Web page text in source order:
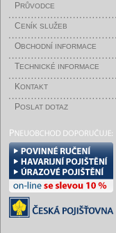
PRŮVODCE
CENÍK SLUŽEB
OBCHODNÍ INFORMACE
TECHNICKÉ INFORMACE
KONTAKT
POSLAT DOTAZ